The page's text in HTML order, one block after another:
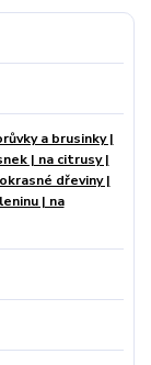
a brusinky |
| na citrusy |
dřeviny |
| na